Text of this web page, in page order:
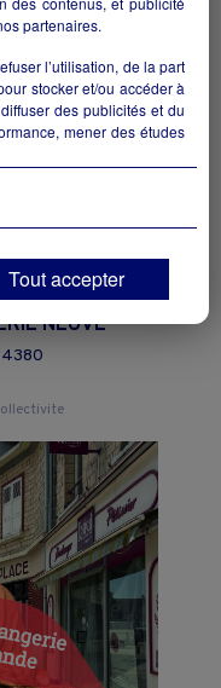
NEUVE
partenaires.
l’utilisation, de la part
stocker et/ou accéder à
des publicités et du
mener des études
liées à la
techniquesseront
sur "Tout accepter",
et les modifier à tout
choix" situé en bas de
Tout accepter